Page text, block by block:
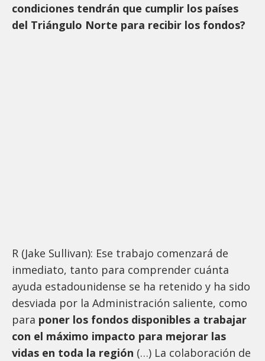
condiciones tendrán que cumplir los países
del Triángulo Norte para recibir los fondos?
R (Jake Sullivan): Ese trabajo comenzará de
inmediato, tanto para comprender cuánta
ayuda estadounidense se ha retenido y ha sido
desviada por la Administración saliente, como
para poner los fondos disponibles a trabajar
con el máximo impacto para mejorar las
vidas en toda la región (…) La colaboración de